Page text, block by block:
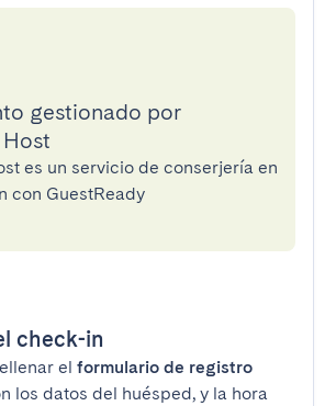
gestionado por
es un servicio de conserjería en
con GuestReady
check-in
el formulario de registro
los datos del huésped, y la hora